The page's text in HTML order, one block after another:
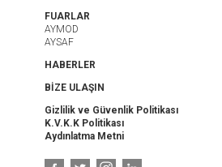
FUARLAR
AYMOD
AYSAF
HABERLER
BİZE ULAŞIN
Gizlilik ve Güvenlik Politikası
K.V.K.K Politikası
Aydınlatma Metni